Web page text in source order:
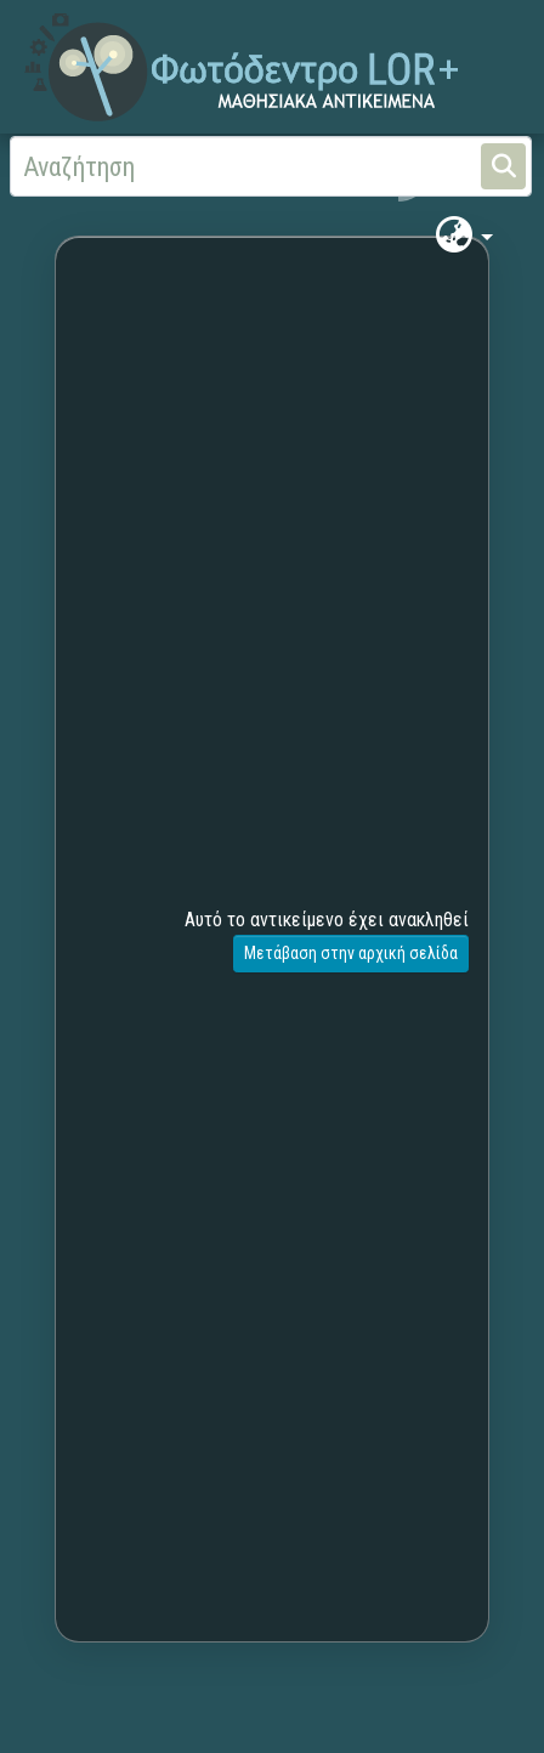
Αρχική Χωρίς τίτλο
Αυτό το αντικείμενο έχει ανακληθεί
Μετάβαση στην αρχική σελίδα